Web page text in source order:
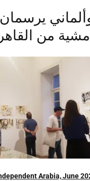
من
Arabia, June